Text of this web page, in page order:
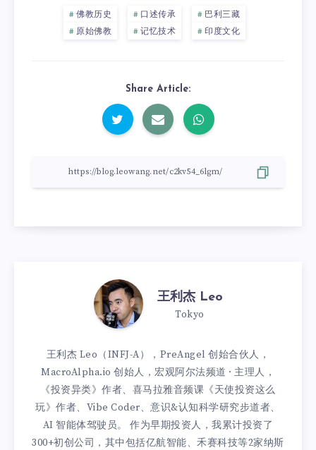
佛教历史 口述传承
巴利三藏
原始佛教
记忆技术 印度文化
Share Article:
王利杰 Leo
Tokyo
王利杰 Leo（INFJ-A），PreAngel 创始合伙人，
MacroAlpha.io 创始人，宏观阿尔法频道 · 主理人，
《投资异类》作者、喜马拉雅音频课《天使投资这么
玩》作者、Vibe Coder、意识&认知科学研究步道者、
AI 智能体驾驶员。 作为早期投资人，我累计投资了
300+初创公司，其中包括亿航智能、禾赛科技等2家纳斯